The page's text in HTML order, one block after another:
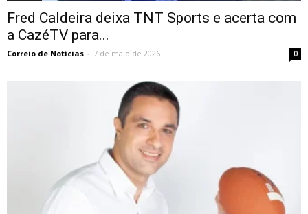
Fred Caldeira deixa TNT Sports e acerta com
a CazéTV para...
Correio de Notícias - 7 de maio de 2026 0